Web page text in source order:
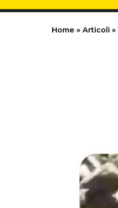
Home » Articoli »